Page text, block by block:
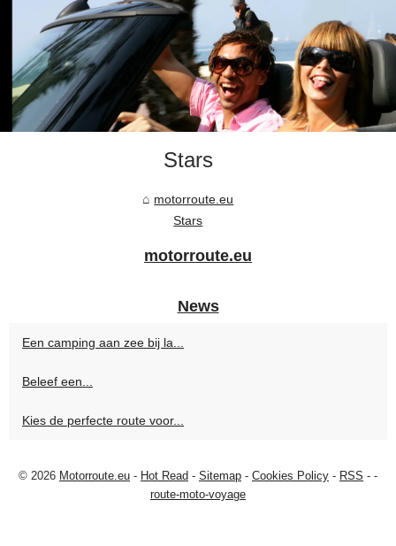
Stars
motorroute.eu
Stars
motorroute.eu
News
Een camping aan zee bij la...
Beleef een...
Kies de perfecte route voor...
© 2026 Motorroute.eu - Hot Read - Sitemap - Cookies Policy - RSS - -
route-moto-voyage